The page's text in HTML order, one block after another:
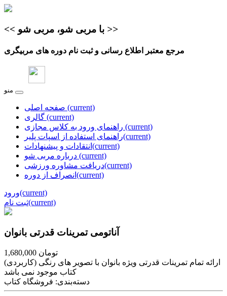
<< >>
مرجع معتبر اطلاع‌ رسانی و ثبت نام دوره های مربیگری
منو
(current)
(current)
(current)
راهنمای استفاده از اسپات پلیر(current)
انتقادات و پیشنهادات (current)
(current)
دریافت مشاوره ورزشی(current)
انصراف از دوره (current)
ورود(current)
ثبت نام(current)
آناتومی تمرینات قدرتی بانوان
1,680,000 تومان
ارائه تمام تمرینات قدرتی ویژه بانوان با تصویر های رنگی (کاربردی)
کتاب موجود نمی باشد
دسته‌بندی: فروشگاه کتاب